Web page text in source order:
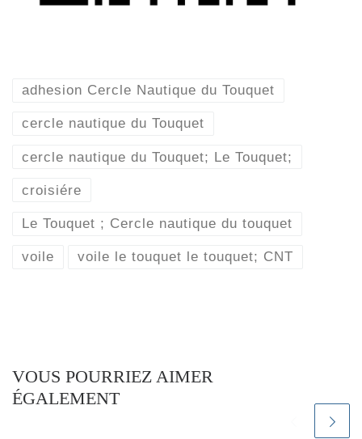
adhesion Cercle Nautique du Touquet
cercle nautique du Touquet
cercle nautique du Touquet; Le Touquet;
croisiére
Le Touquet ; Cercle nautique du touquet
voile voile le touquet le touquet; CNT
VOUS POURRIEZ AIMER
ÉGALEMENT